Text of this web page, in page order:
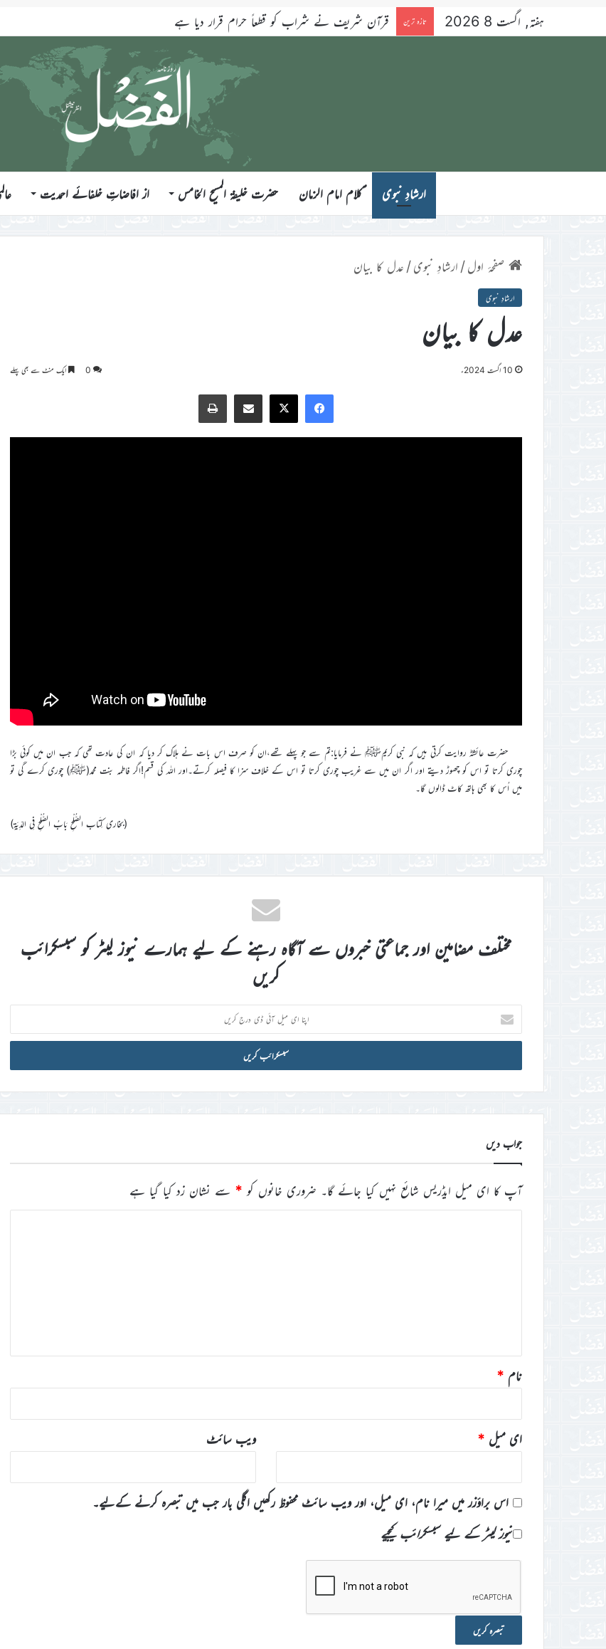
ہفتہ, اگست 8 2026 تازہ ترین قرآن شریف نے شراب کو قطعاً حرام قرار دیا ہے
ارشادِ نبوی ؑکلام امام الزمان حضرت خلیفۃ المسیح الخامس از افاضاتِ خلفائے احمدیت
صفحۂ اول/ ارشادِ نبوی/ عدل کا بیان
ارشادِ نبوی
عدل کا بیان
10 اگست 2024ء 0 ایک منٹ سے بھی پہلے
Facebook
X
Share via Email
Print
حضرت عائشہؓ روایت کرتی ہیں کہ نبی کریمﷺ نے فرمایا:تم سے جو پہلے تھے،ان کو صرف اس بات نے ہلاک کر دیا کہ ان کی عادت تھی کہ جب ان میں کوئی بڑا
چوری کرتا تو اس کو چھوڑ دیتے اور اگر ان میں سے غریب چوری کرتا تو اس کے خلاف سزا کا فیصلہ کرتے۔اور اللہ کی قسم!اگر فاطمہ بنت محمد(ﷺ) چوری کرے گی تو
میں اُس کا بھی ہاتھ کاٹ ڈالوں گا۔
(بخاری كِتَاب الصُّلْحِ بَابُ الصُّلْحِ فِي الدِّيَةِ)
مختلف مضامین اور جماعتی خبروں سے آگاہ رہنے کے لیے ہمارے نیوز لیٹر کو سبسکرائب
کریں
اپنا
ای
میل
ڈی
جواب دیں
آپ کا ای میل ایڈریس شائع نہیں کیا جائے گا۔ ضروری خانوں کو * سے نشان زد کیا گیا ہے
نام *
ای میل * ویب‌ سائٹ
اس براؤزر میں میرا نام، ای میل، اور ویب سائٹ محفوظ رکھیں اگلی بار جب میں تبصرہ کرنے کےلیے۔
نیوز لیٹر کے لیے سبسکرائب کیجیے